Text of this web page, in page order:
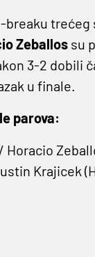
breaku trećeg
Zeballos su
3-2 dobili
u finale.
parova:
Horacio
Krajicek